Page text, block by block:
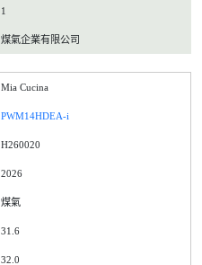
1
煤氣企業有限公司
Mia Cucina
PWM14HDEA-i
H260020
2026
煤氣
31.6
32.0